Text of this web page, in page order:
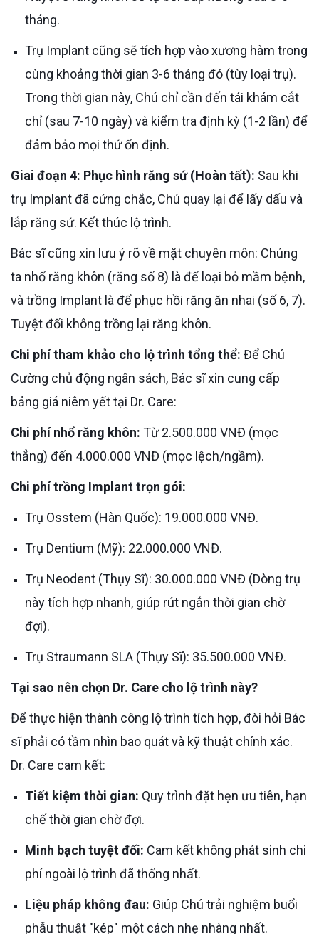
tháng.
Trụ Implant cũng sẽ tích hợp vào xương hàm trong
cùng khoảng thời gian 3-6 tháng đó (tùy loại trụ).
Trong thời gian này, Chú chỉ cần đến tái khám cắt
chỉ (sau 7-10 ngày) và kiểm tra định kỳ (1-2 lần) để
đảm bảo mọi thứ ổn định.
Giai đoạn 4: Phục hình răng sứ (Hoàn tất): Sau khi
trụ Implant đã cứng chắc, Chú quay lại để lấy dấu và
lắp răng sứ. Kết thúc lộ trình.
Bác sĩ cũng xin lưu ý rõ về mặt chuyên môn: Chúng
ta nhổ răng khôn (răng số 8) là để loại bỏ mầm bệnh,
và trồng Implant là để phục hồi răng ăn nhai (số 6, 7).
Tuyệt đối không trồng lại răng khôn.
Chi phí tham khảo cho lộ trình tổng thể: Để Chú
Cường chủ động ngân sách, Bác sĩ xin cung cấp
bảng giá niêm yết tại Dr. Care:
Chi phí nhổ răng khôn: Từ 2.500.000 VNĐ (mọc
thẳng) đến 4.000.000 VNĐ (mọc lệch/ngầm).
Chi phí trồng Implant trọn gói:
Trụ Osstem (Hàn Quốc): 19.000.000 VNĐ.
Trụ Dentium (Mỹ): 22.000.000 VNĐ.
Trụ Neodent (Thụy Sĩ): 30.000.000 VNĐ (Dòng trụ
này tích hợp nhanh, giúp rút ngắn thời gian chờ
đợi).
Trụ Straumann SLA (Thụy Sĩ): 35.500.000 VNĐ.
Tại sao nên chọn Dr. Care cho lộ trình này?
Để thực hiện thành công lộ trình tích hợp, đòi hỏi Bác
sĩ phải có tầm nhìn bao quát và kỹ thuật chính xác.
Dr. Care cam kết:
Tiết kiệm thời gian: Quy trình đặt hẹn ưu tiên, hạn
chế thời gian chờ đợi.
Minh bạch tuyệt đối: Cam kết không phát sinh chi
phí ngoài lộ trình đã thống nhất.
Liệu pháp không đau: Giúp Chú trải nghiệm buổi
phẫu thuật "kép" một cách nhẹ nhàng nhất.